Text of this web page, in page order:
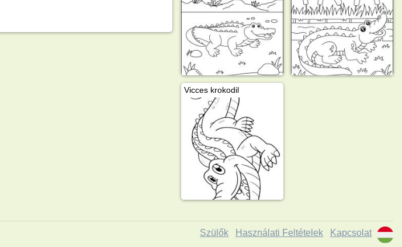
Vicces krokodil
Szülők Használati Feltételek Kapcsolat